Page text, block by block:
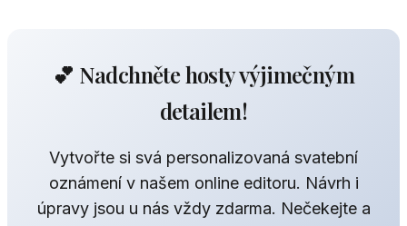
💕 Nadchněte hosty výjimečným
detailem!
Vytvořte si svá personalizovaná svatební
oznámení v našem online editoru. Návrh i
úpravy jsou u nás vždy zdarma. Nečekejte a